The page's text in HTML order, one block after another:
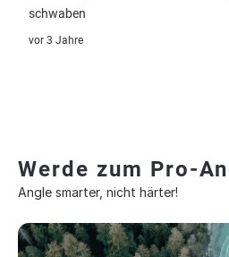
schwaben
vor 3 Jahre
Werde zum Pro-
Angle smarter, nicht härter!